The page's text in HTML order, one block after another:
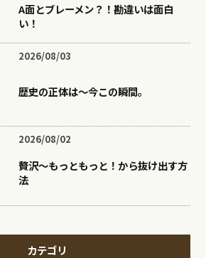
A面とブレーメン？！勘違いは面白
い！
2026/08/03
歴史の正体は〜今この瞬間。
2026/08/02
贅沢〜もっともっと！から抜け出す方
法
カテゴリ